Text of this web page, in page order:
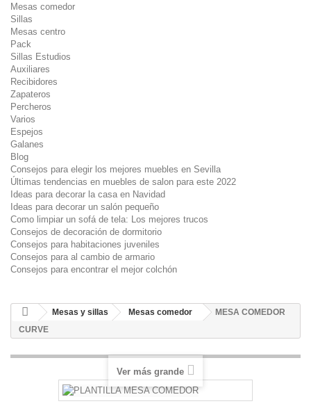
Mesas comedor
Sillas
Mesas centro
Pack
Sillas Estudios
Auxiliares
Recibidores
Zapateros
Percheros
Varios
Espejos
Galanes
Blog
Consejos para elegir los mejores muebles en Sevilla
Últimas tendencias en muebles de salon para este 2022
Ideas para decorar la casa en Navidad
Ideas para decorar un salón pequeño
Como limpiar un sofá de tela: Los mejores trucos
Consejos de decoración de dormitorio
Consejos para habitaciones juveniles
Consejos para al cambio de armario
Consejos para encontrar el mejor colchón
Mesas y sillas Mesas comedor
MESA COMEDOR
CURVE
Ver más grande